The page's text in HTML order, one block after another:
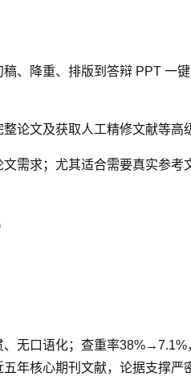
、降重、排版到答辩 PPT 一
论文及获取人工精修文献等高
需求；尤其适合需要真实参
无口语化；查重率
年核心期刊文献，论据支撑